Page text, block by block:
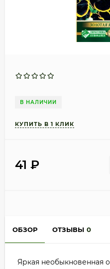
В НАЛИЧИИ
41 ₽
ОБЗОР ОТЗЫВЫ 0
Яркая необыкновенная